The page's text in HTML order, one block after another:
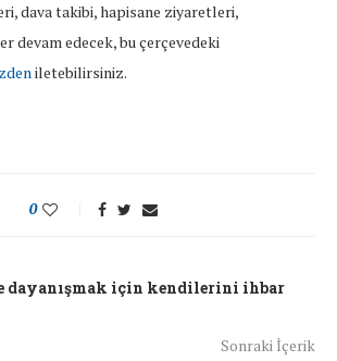
dava takibi, hapisane ziyaretleri,
devam edecek, bu çerçevedeki
iletebilirsiniz.
0
dayanışmak için kendilerini ihbar
Sonraki İçerik